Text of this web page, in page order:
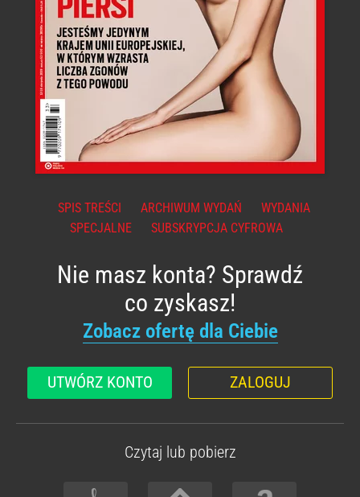
SPIS TREŚCI ARCHIWUM WYDAŃ
WYDANIA
SPECJALNE
SUBSKRYPCJA CYFROWA
Nie masz konta? Sprawdź
co zyskasz!
Zobacz ofertę dla Ciebie
UTWÓRZ KONTO ZALOGUJ
Czytaj lub pobierz